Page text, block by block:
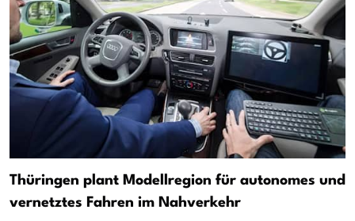
Thüringen plant Modellregion für autonomes und
vernetztes Fahren im Nahverkehr